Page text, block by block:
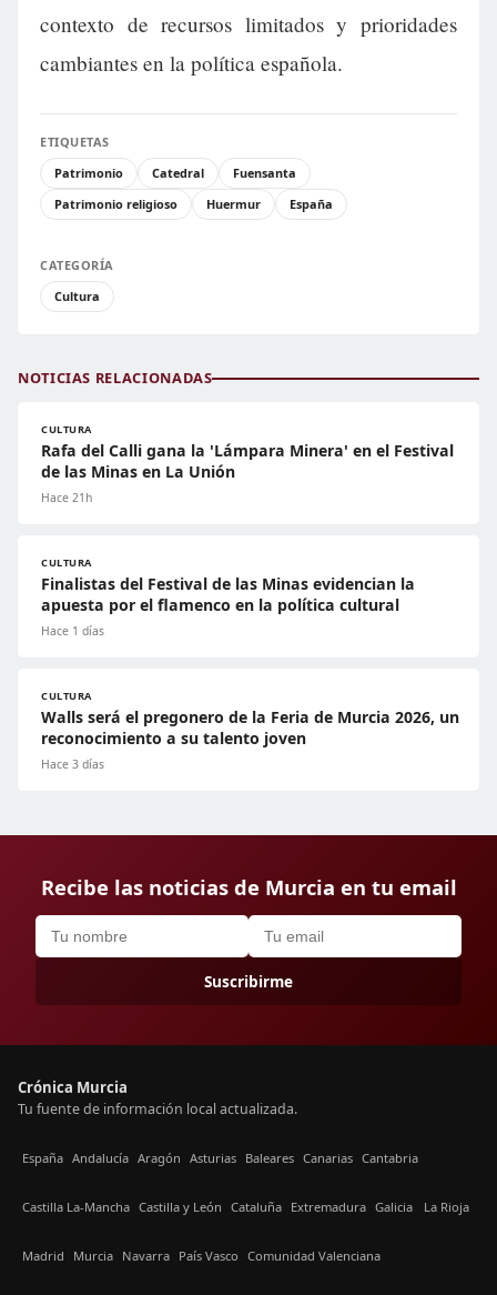
contexto de recursos limitados y prioridades
cambiantes en la política española.
ETIQUETAS
Patrimonio
Catedral
Fuensanta
Patrimonio religioso
Huermur España
CATEGORÍA
Cultura
NOTICIAS RELACIONADAS
CULTURA
Rafa del Calli gana la 'Lámpara Minera' en el Festival
de las Minas en La Unión
Hace 21h
CULTURA
Finalistas del Festival de las Minas evidencian la
apuesta por el flamenco en la política cultural
Hace 1 días
CULTURA
Walls será el pregonero de la Feria de Murcia 2026, un
reconocimiento a su talento joven
Hace 3 días
Recibe las noticias de Murcia en tu email
Suscribirme
Crónica Murcia
Tu fuente de información local actualizada.
España Andalucía Aragón Asturias Baleares Canarias Cantabria
Castilla La-Mancha Castilla y León Cataluña Extremadura Galicia La Rioja
Madrid Murcia Navarra País Vasco Comunidad Valenciana